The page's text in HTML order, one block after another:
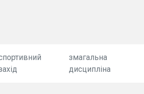
змагальна
дисципліна